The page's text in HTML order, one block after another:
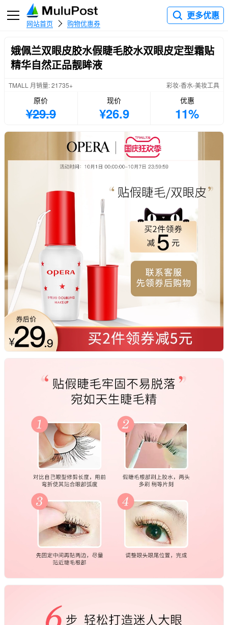
网站首页 购物优惠券
更多优惠
娥佩兰双眼皮胶水假睫毛胶水双眼皮定型霜贴
精华自然正品靓眸液
TMALL 月销量: 21735+ 彩妆-香水-美妆工具
原价
¥29.9
现价
¥26.9
优惠
11%